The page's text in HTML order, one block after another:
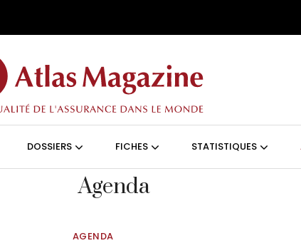
DOSSIERS FICHES STATISTIQUES
Agenda
AGENDA